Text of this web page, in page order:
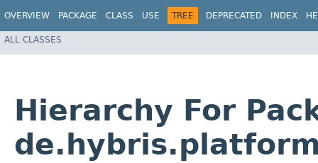
OVERVIEW PACKAGE CLASS USE TREE DEPRECATED INDEX
ALL CLASSES
Hierarchy For